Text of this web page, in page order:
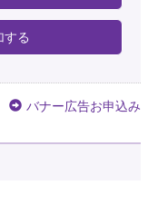
する
バナー広告お申込み